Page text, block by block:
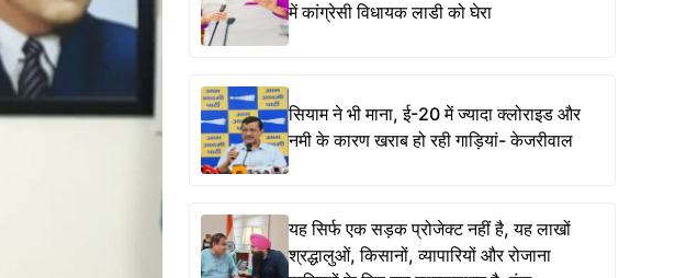
में कांग्रेसी विधायक लाडी को घेरा
सियाम ने भी माना, ई-20 में ज्यादा क्लोराइड और
नमी के कारण खराब हो रही गाड़ियां- केजरीवाल
यह सिर्फ एक सड़क प्रोजेक्ट नहीं है, यह लाखों
श्रद्धालुओं, किसानों, व्यापारियों और रोजाना